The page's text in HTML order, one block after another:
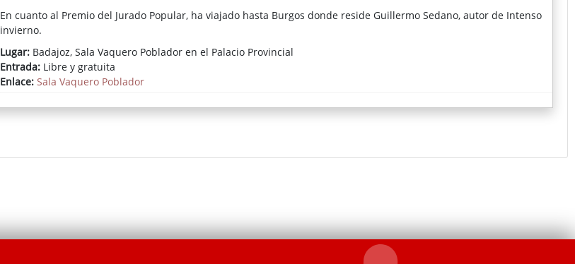
En cuanto al Premio del Jurado Popular, ha viajado hasta Burgos donde reside Guillermo Sedano, autor de Intenso
invierno.
Lugar:Badajoz, Sala Vaquero Poblador en el Palacio Provincial
Entrada:Libre y gratuita
Enlace: Sala Vaquero Poblador